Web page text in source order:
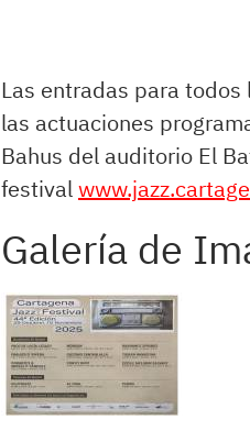
Las entradas para
las actuaciones
Bahus del auditorio El
festivalwww
Galería de